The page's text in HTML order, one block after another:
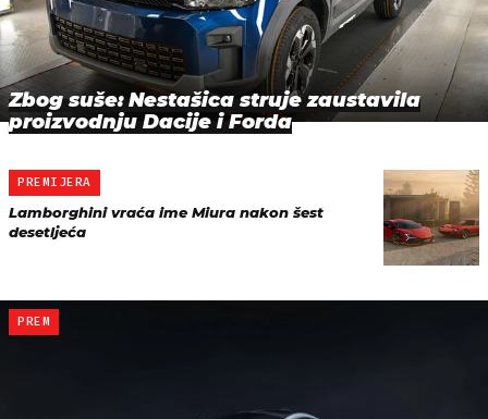
Zbog suše: Nestašica struje zaustavila
proizvodnju Dacije i Forda
PREMIJERA
Lamborghini vraća ime Miura nakon šest
desetljeća
PREM